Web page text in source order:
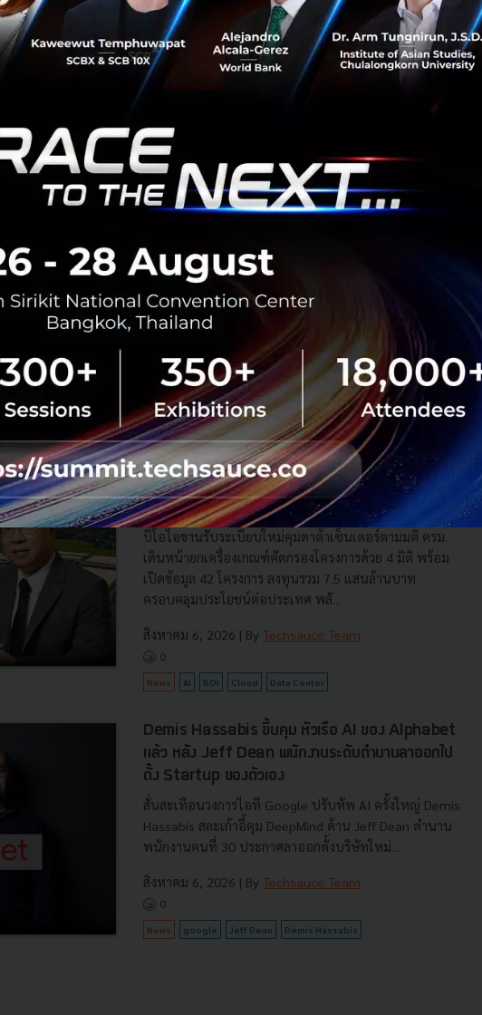
performance
No comment
3 เรื่องที่ประเทศไทยต้อง Focus สร้างคน–
สามารถประเทศ
นายอนุทิน ชาญวีรกูล นายกรัฐมนตรีและรัฐมนตรีว่าการ
กระทรวงมหาดไทย กล่าวปาฐกถาพิเศษในหัวข้อ “ฝ่าวิกฤติ
รับมือระเบียบโลกใหม่” ในงาน The INTANIA Forum...
สิงหาคม 6, 2026| By Techsauce Team
0
News ประเทศไทย เศรษฐกิจไทย
BOI รื้อเกณฑ์ Data Center ชู 4 มิติดันไทยสู่ฮับ AI
ยั่งยืน คุมเข้มใช้พลังงาน ทรัพยากรน้ำ พร้อมตอบโจทย์
ชาติ และการจ้างงานไทย
บีโอไอขานรับระเบียบใหม่คุมดาต้าเซ็นเตอร์ตามมติ ครม.
เดินหน้ายกเครื่องเกณฑ์คัดกรองโครงการด้วย 4 มิติ พร้อม
เปิดข้อมูล 42 โครงการ ลงทุนรวม 7.5 แสนล้านบาท
ครอบคลุมประโยชน์ต่อประเทศ พลั...
สิงหาคม 6, 2026 | By Techsauce Team
0
News AI BOI Cloud Data Center
Demis Hassabis ขึ้นคุม หัวเรือ AI ของ Alphabet
แล้ว หลัง Jeff Dean พนักงานระดับตำนานลาออกไป
ตั้ง Startup ของตัวเอง
สั่นสะเทือนวงการไอที Google ปรับทัพ AI ครั้งใหญ่ Demis
Hassabis สละเก้าอี้คุม DeepMind ด้าน Jeff Dean ตำนาน
พนักงานคนที่ 30 ประกาศลาออกตั้งบริษัทใหม่...
สิงหาคม 6, 2026 | By Techsauce Team
0
News google Jeff Dean Demis Hassabis